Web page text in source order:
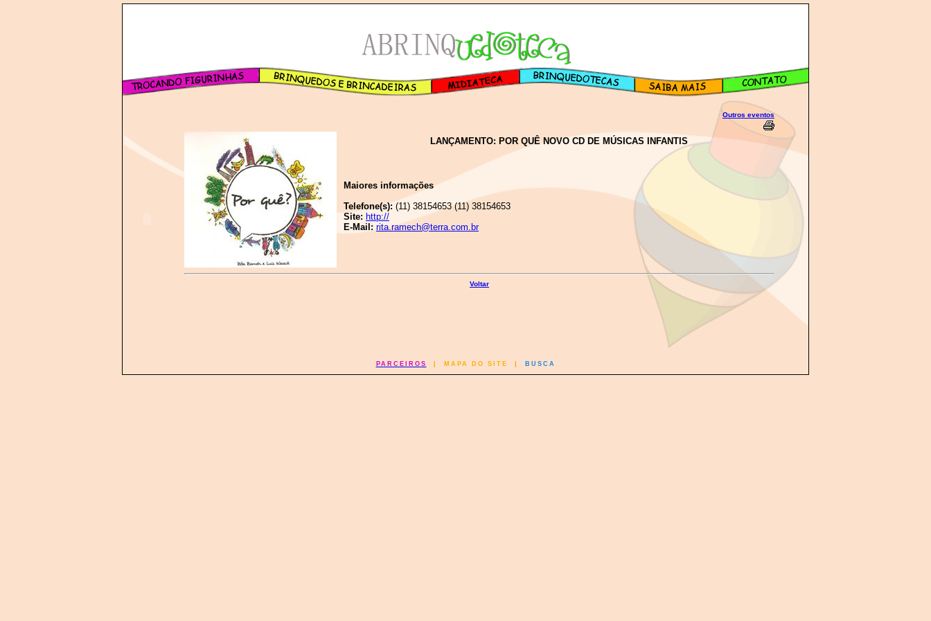
Outros eventos
LANÇAMENTO: POR QUÊ NOVO CD DE MÚSICAS INFANTIS
Maiores informações
Telefone(s): (11) 38154653 (11) 38154653
Site: http://
E-Mail: rita.ramech@terra.com.br
Voltar
PARCEIROS MAPA DO SITE BUSCA